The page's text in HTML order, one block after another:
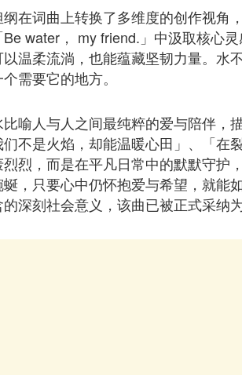
在词曲上转换了多维度的创作视角
water， my friend.」中汲取核心
温柔流淌，也能蕴藏坚韧力量。水
需要它的地方。
喻人与人之间最纯粹的爱与陪伴，
不是火焰，却能温暖心田」、「在
烈，而是在平凡日常中的默默守护
，只要心中仍怀抱爱与希望，就能
深刻社会意义，该曲已被正式采纳